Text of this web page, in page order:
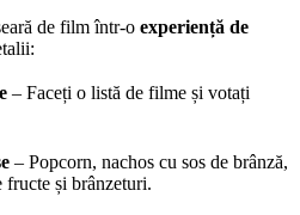
de film într-o experiență de
– Faceți o listă de filme și votați
– Popcorn, nachos cu sos de brânză,
și brânzeturi.